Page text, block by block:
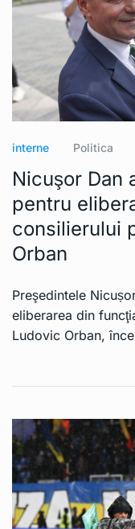
interne Politica
Nicuşor Dan
pentru
consilierului
Orban
Preşedintele
eliberarea din
Ludovic Orban,